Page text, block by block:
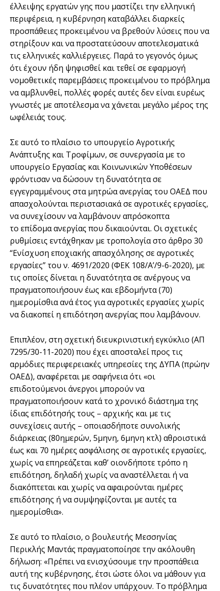
έλλειψης εργατών γης που μαστίζει την ελληνική
περιφέρεια, η κυβέρνηση καταβάλλει διαρκείς
προσπάθειες προκειμένου να βρεθούν λύσεις που να
στηρίξουν και να προστατεύσουν αποτελεσματικά
τις ελληνικές καλλιέργειες. Παρά το γεγονός όμως
ότι έχουν ήδη ψηφισθεί και τεθεί σε εφαρμογή
νομοθετικές παρεμβάσεις προκειμένου το πρόβλημα
να αμβλυνθεί, πολλές φορές αυτές δεν είναι ευρέως
γνωστές με αποτέλεσμα να χάνεται μεγάλο μέρος της
ωφέλειάς τους.
Σε αυτό το πλαίσιο το υπουργείο Αγροτικής
Ανάπτυξης και Τροφίμων, σε συνεργασία με το
υπουργείο Εργασίας και Κοινωνικών Υποθέσεων
φρόντισαν να δώσουν τη δυνατότητα σε
εγγεγραμμένους στα μητρώα ανεργίας του ΟΑΕΔ που
απασχολούνται περιστασιακά σε αγροτικές εργασίες,
να συνεχίσουν να λαμβάνουν απρόσκοπτα
το επίδομα ανεργίας που δικαιούνται. Οι σχετικές
ρυθμίσεις εντάχθηκαν με τροπολογία στο άρθρο 30
“Ενίσχυση εποχιακής απασχόλησης σε αγροτικές
εργασίες” του ν. 4691/2020 (ΦΕΚ 108/Α’/9-6-2020), με
τις οποίες δίνεται η δυνατότητα σε ανέργους να
πραγματοποιήσουν έως και εβδομήντα (70)
ημερομίσθια ανά έτος για αγροτικές εργασίες χωρίς
να διακοπεί η επιδότηση ανεργίας που λαμβάνουν.
Επιπλέον, στη σχετική διευκρινιστική εγκύκλιο (ΑΠ
7295/30-11-2020) που έχει αποσταλεί προς τις
αρμόδιες περιφερειακές υπηρεσίες της ΔΥΠΑ (πρώην
ΟΑΕΔ), αναφέρεται με σαφήνεια ότι «οι
επιδοτούμενοι άνεργοι μπορούν να
πραγματοποιήσουν κατά το χρονικό διάστημα της
ίδιας επιδότησής τους – αρχικής και με τις
συνεχίσεις αυτής – οποιασδήποτε συνολικής
διάρκειας (80ημερών, 5μηνη, 6μηνη κτλ) αθροιστικά
έως και 70 ημέρες ασφάλισης σε αγροτικές εργασίες,
χωρίς να επηρεάζεται καθ’ οιονδήποτε τρόπο η
επιδότηση, δηλαδή χωρίς να αναστέλλεται ή να
διακόπτεται και χωρίς να αφαιρούνται ημέρες
επιδότησης ή να συμψηφίζονται με αυτές τα
ημερομίσθια».
Σε αυτό το πλαίσιο, ο βουλευτής Μεσσηνίας
Περικλής Μαντάς πραγματοποίησε την ακόλουθη
δήλωση: «Πρέπει να ενισχύσουμε την προσπάθεια
αυτή της κυβέρνησης, έτσι ώστε όλοι να μάθουν για
τις δυνατότητες που πλέον υπάρχουν. Το πρόβλημα